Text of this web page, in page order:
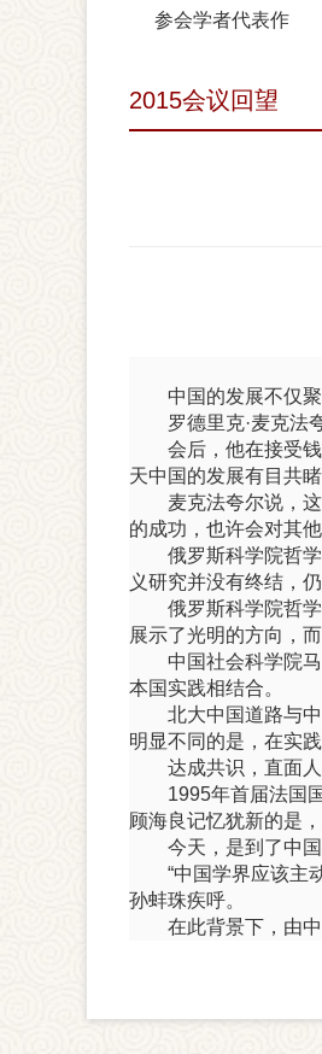
参会学者代表作
2015会议回望
中国的发展不仅
罗德里克·麦克法
会后，他在接受
天中国的发展有目共
麦克法夸尔说，
的成功，也许会对其
俄罗斯科学院哲
义研究并没有终结，
俄罗斯科学院哲
展示了光明的方向，
中国社会科学院
本国实践相结合。
北大中国道路与
明显不同的是，在实
达成共识，直面
1995年首届法国
顾海良记忆犹新的是
今天，是到了中
“中国学界应该主
孙蚌珠疾呼。
在此背景下，由